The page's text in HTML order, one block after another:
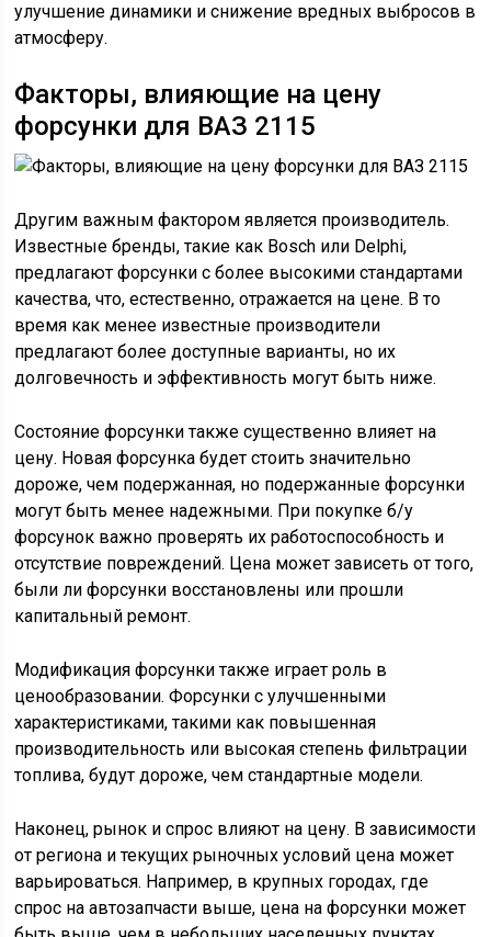
улучшение динамики и снижение вредных выбросов в
атмосферу.
Факторы, влияющие на цену
форсунки для ВАЗ 2115
Другим важным фактором является производитель.
Известные бренды, такие как Bosch или Delphi,
предлагают форсунки с более высокими стандартами
качества, что, естественно, отражается на цене. В то
время как менее известные производители
предлагают более доступные варианты, но их
долговечность и эффективность могут быть ниже.
Состояние форсунки также существенно влияет на
цену. Новая форсунка будет стоить значительно
дороже, чем подержанная, но подержанные форсунки
могут быть менее надежными. При покупке б/у
форсунок важно проверять их работоспособность и
отсутствие повреждений. Цена может зависеть от того,
были ли форсунки восстановлены или прошли
капитальный ремонт.
Модификация форсунки также играет роль в
ценообразовании. Форсунки с улучшенными
характеристиками, такими как повышенная
производительность или высокая степень фильтрации
топлива, будут дороже, чем стандартные модели.
Наконец, рынок и спрос влияют на цену. В зависимости
от региона и текущих рыночных условий цена может
варьироваться. Например, в крупных городах, где
спрос на автозапчасти выше, цена на форсунки может